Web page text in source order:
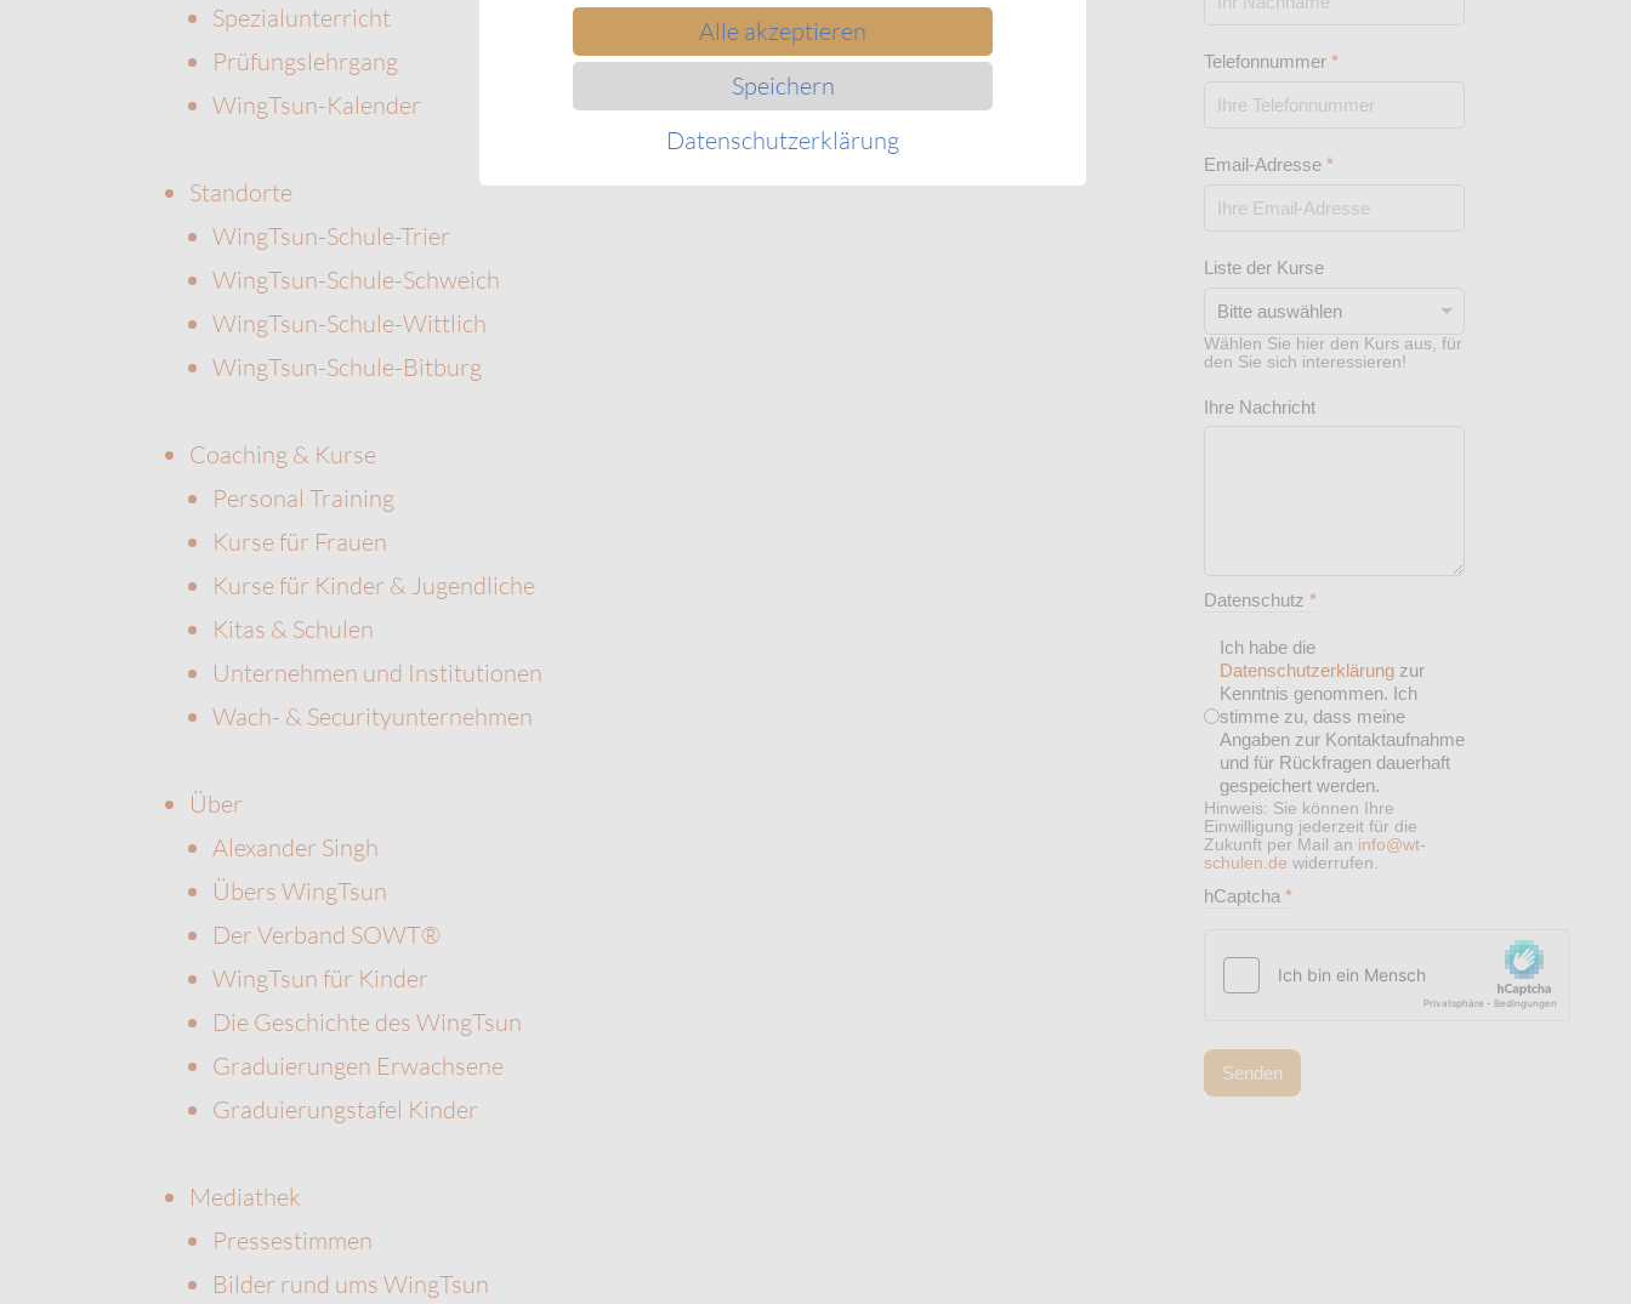
Alle akzeptieren
Speichern
Datenschutzerklärung
Spezialunterricht
Prüfungslehrgang
WingTsun-Kalender
Standorte
WingTsun-Schule-Trier
WingTsun-Schule-Schweich
WingTsun-Schule-Wittlich
WingTsun-Schule-Bitburg
Coaching & Kurse
Personal Training
Kurse für Frauen
Kurse für Kinder & Jugendliche
Kitas & Schulen
Unternehmen und Institutionen
Wach- & Securityunternehmen
Über
Alexander Singh
Übers WingTsun
Der Verband SOWT®
WingTsun für Kinder
Die Geschichte des WingTsun
Graduierungen Erwachsene
Graduierungstafel Kinder
Mediathek
Pressestimmen
Bilder rund ums WingTsun
Telefonnummer *
Email-Adresse *
Liste der Kurse
Wählen Sie hier den Kurs aus, für
den Sie sich interessieren!
Ihre Nachricht
Datenschutz *
Ich habe die
Datenschutzerklärung zur
Kenntnis genommen. Ich
stimme zu, dass meine
Angaben zur Kontaktaufnahme
und für Rückfragen dauerhaft
gespeichert werden.
Hinweis: Sie können Ihre
Einwilligung jederzeit für die
Zukunft per Mail an info@wt-
schulen.de widerrufen.
hCaptcha *
Senden